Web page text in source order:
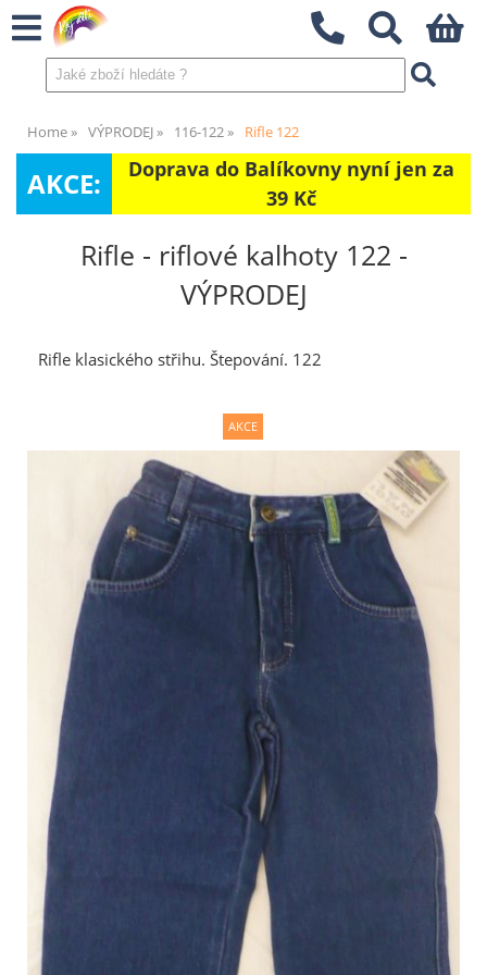
Home VÝPRODEJ 116-122 Rifle 122
AKCE:
Doprava do Balíkovny nyní jen za
39 Kč
Rifle - riflové kalhoty 122 -
VÝPRODEJ
Rifle klasického střihu. Štepování. 122